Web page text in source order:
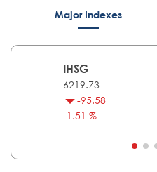
Major Indexes
IHSG
6219.73
-95.58
-1.51 %